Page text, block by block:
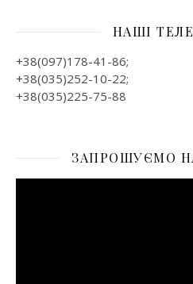
НАШІ
+38(097)178-41-86;
+38(035)252-10-22;
+38(035)225-75-88
ЗАПРОШУЄМО
Відеопрогравач